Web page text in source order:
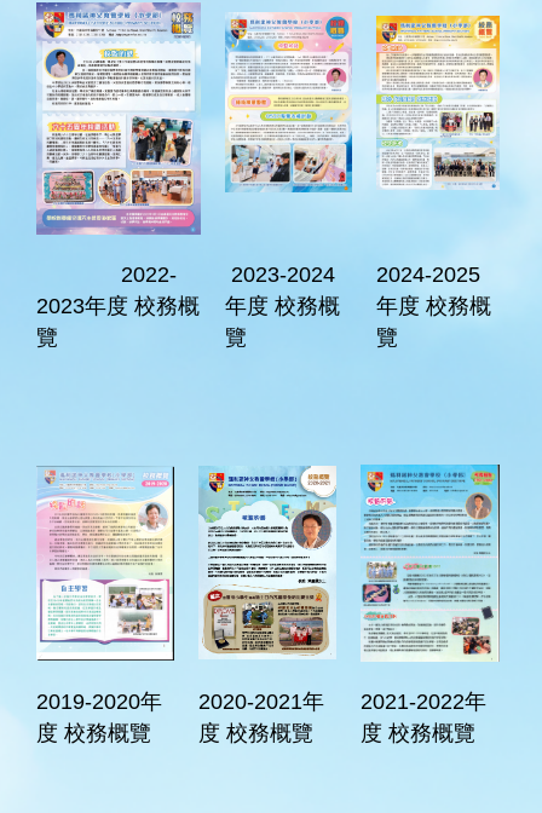
2022-
2023年度 校務概
覽
2023-2024
年度 校務概
覽
2024-2025
年度 校務概
覽
2019-2020年
度 校務概覽
2020-2021年
度 校務概覽
2021-2022年
度 校務概覽